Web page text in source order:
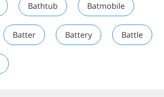
Bathtub Batmobile
Batter Battery Battle